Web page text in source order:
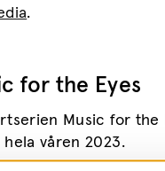
.
for the Eyes
Music for the
hela våren 2023.